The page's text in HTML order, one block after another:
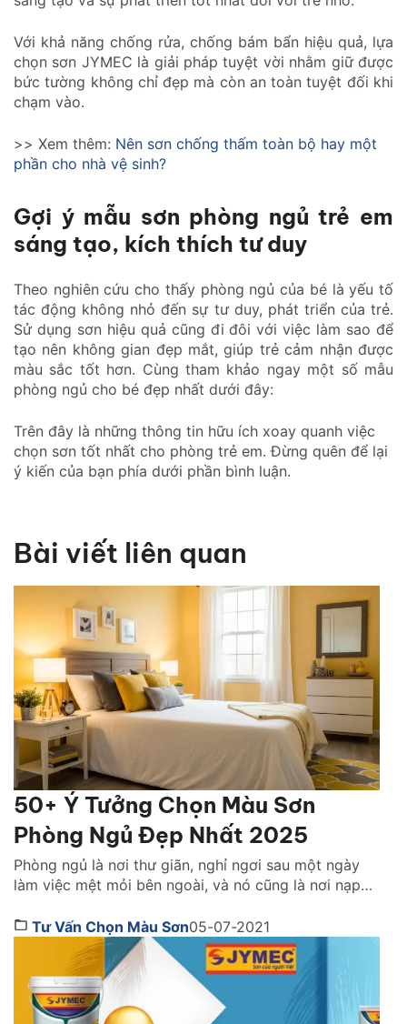
Với khả năng chống rửa, chống bám bẩn hiệu quả, lựa
chọn sơn JYMEC là giải pháp tuyệt vời nhằm giữ được
bức tường không chỉ đẹp mà còn an toàn tuyệt đối khi
chạm vào.
>> Xem thêm: Nên sơn chống thấm toàn bộ hay một
phần cho nhà vệ sinh?
Gợi ý mẫu sơn phòng ngủ trẻ em
sáng tạo, kích thích tư duy
Theo nghiên cứu cho thấy phòng ngủ của bé là yếu tố
tác động không nhỏ đến sự tư duy, phát triển của trẻ.
Sử dụng sơn hiệu quả cũng đi đôi với việc làm sao để
tạo nên không gian đẹp mắt, giúp trẻ cảm nhận được
màu sắc tốt hơn. Cùng tham khảo ngay một số mẫu
phòng ngủ cho bé đẹp nhất dưới đây:
Trên đây là những thông tin hữu ích xoay quanh việc
chọn sơn tốt nhất cho phòng trẻ em. Đừng quên để lại
ý kiến của bạn phía dưới phần bình luận.
Bài viết liên quan
50+ Ý Tưởng Chọn Màu Sơn
Phòng Ngủ Đẹp Nhất 2025
Phòng ngủ là nơi thư giãn, nghỉ ngơi sau một ngày
làm việc mệt mỏi bên ngoài, và nó cũng là nơi nạp
nhiệt huyết. Việc chọn được nội thất phòng ngủ
thoải mái là chưa đủ mà biết cách lựa chọn màu sơn
Tư Vấn Chọn Màu Sơn05-07-2021